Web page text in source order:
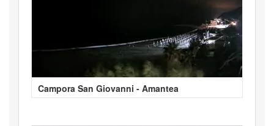
Campora San Giovanni - Amantea